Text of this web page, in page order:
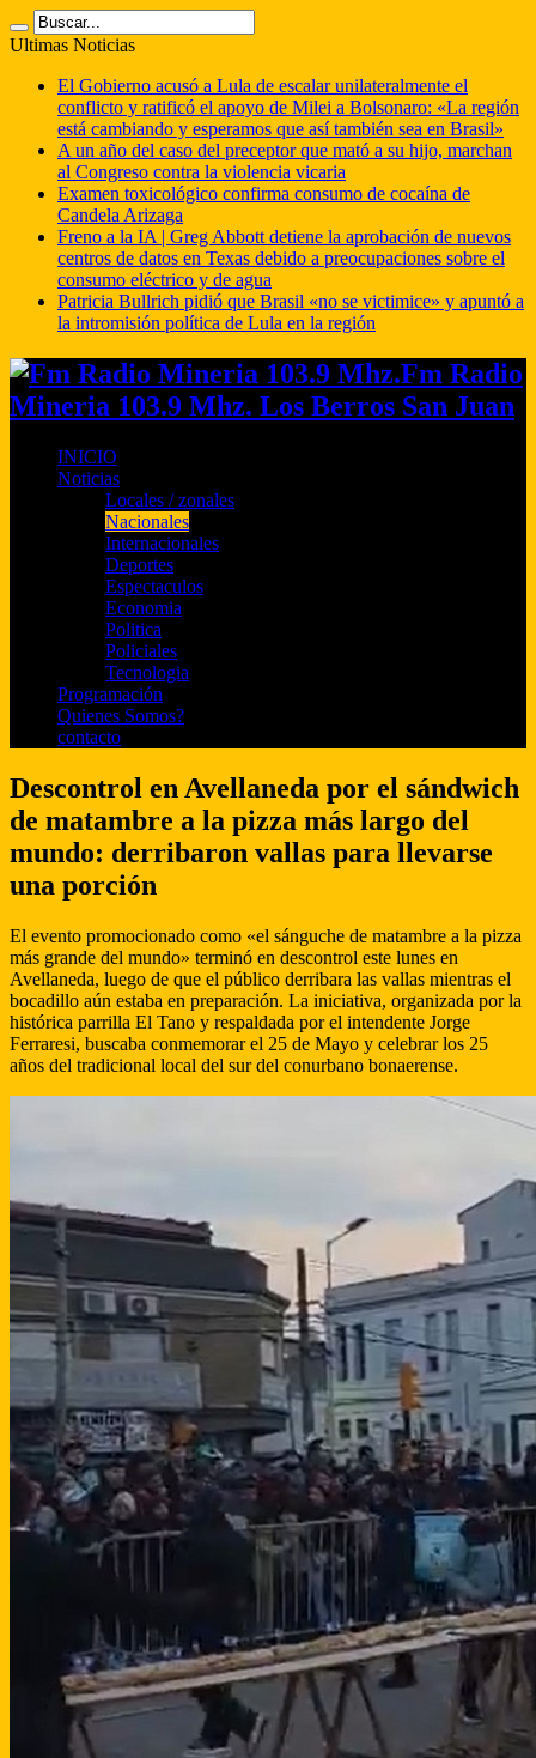
Ultimas Noticias
El Gobierno acusó a Lula de escalar unilateralmente el
conflicto y ratificó el apoyo de Milei a Bolsonaro: «La región
está cambiando y esperamos que así también sea en Brasil»
A un año del caso del preceptor que mató a su hijo, marchan
al Congreso contra la violencia vicaria
Examen toxicológico confirma consumo de cocaína de
Candela Arizaga
Freno a la IA | Greg Abbott detiene la aprobación de nuevos
centros de datos en Texas debido a preocupaciones sobre el
consumo eléctrico y de agua
Patricia Bullrich pidió que Brasil «no se victimice» y apuntó a
la intromisión política de Lula en la región
Fm Radio
Mineria 103.9 Mhz. Los Berros San Juan
INICIO
Noticias
Locales / zonales
Nacionales
Internacionales
Deportes
Espectaculos
Economia
Politica
Policiales
Tecnologia
Programación
Quienes Somos?
contacto
Descontrol en Avellaneda por el sándwich
de matambre a la pizza más largo del
mundo: derribaron vallas para llevarse
una porción
El evento promocionado como «el sánguche de matambre a la pizza
más grande del mundo» terminó en descontrol este lunes en
Avellaneda, luego de que el público derribara las vallas mientras el
bocadillo aún estaba en preparación. La iniciativa, organizada por la
histórica parrilla El Tano y respaldada por el intendente Jorge
Ferraresi, buscaba conmemorar el 25 de Mayo y celebrar los 25
años del tradicional local del sur del conurbano bonaerense.